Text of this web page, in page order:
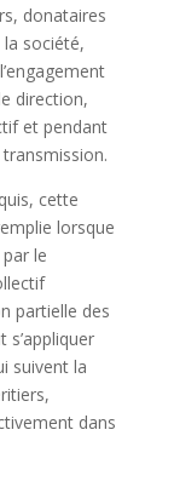
donataires
société,
direction,
et pendant
cette
lorsque
le
partielle des
suivent la
dans